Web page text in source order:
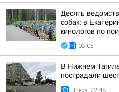
Десять
собак: в
кинологов по
08:05
В Нижнем
пострадали
Вчера, 22:48